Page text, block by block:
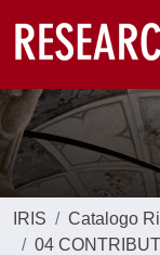
IRIS
Catalogo
04